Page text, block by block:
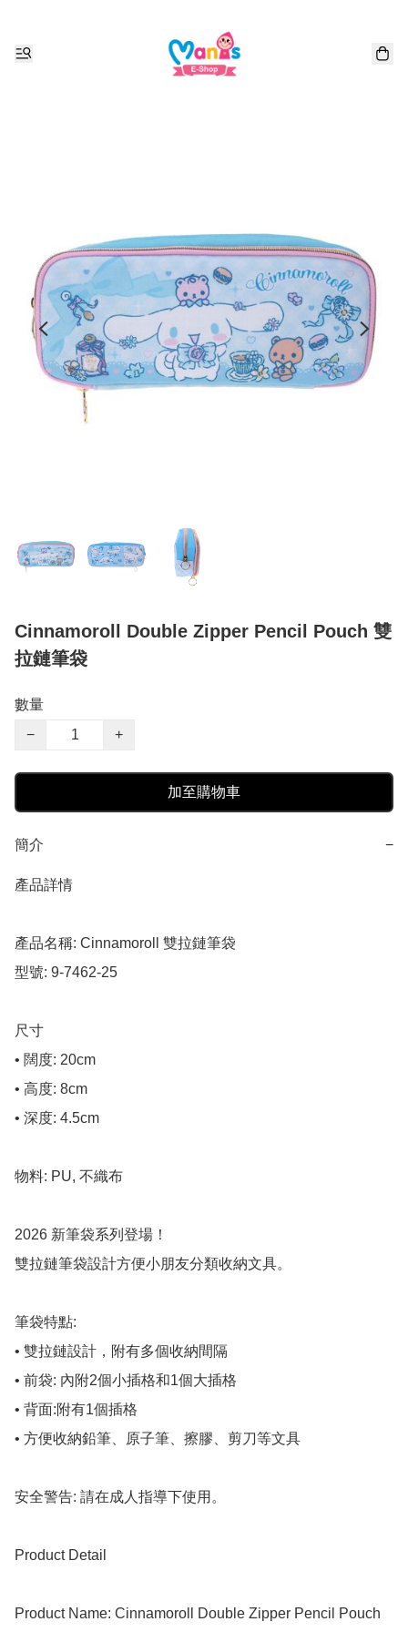
Cinnamoroll Double Zipper Pencil Pouch 雙
拉鏈筆袋
數量
−
+
加至購物車
簡介 −
產品詳情
產品名稱: Cinnamoroll 雙拉鏈筆袋
型號: 9-7462-25
尺寸
• 闊度: 20cm
• 高度: 8cm
• 深度: 4.5cm
物料: PU, 不織布
2026 新筆袋系列登場！
雙拉鏈筆袋設計方便小朋友分類收納文具。
筆袋特點:
• 雙拉鏈設計，附有多個收納間隔
• 前袋: 內附2個小插格和1個大插格
• 背面:附有1個插格
• 方便收納鉛筆、原子筆、擦膠、剪刀等文具
安全警告: 請在成人指導下使用。
Product Detail
Product Name: Cinnamoroll Double Zipper Pencil Pouch